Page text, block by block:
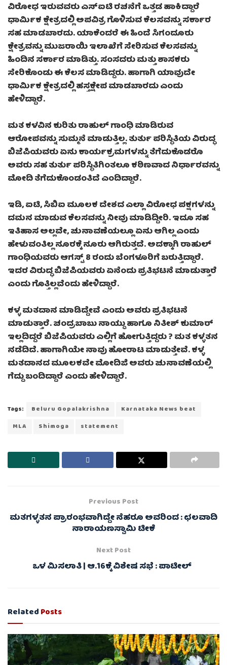
ವಿರೋಧ ಇರುವವರು ಎಸ್ಐಟಿ ರಚನೆಗೆ ಒತ್ತಡ ಹಾಕಿದ್ದಾರೆ
ಧಾರ್ಮಿಕ ಕ್ಷೇತ್ರದಲ್ಲಿ ಅಪವಿತ್ರ ಗೊಳಿಸುವ ಕೆಲಸವನ್ನು ಸರ್ಕಾರ
ಸಹ ಮಾಡಬಾರದು. ಯಾಕೆಂದರೆ ಈ ಹಿಂದೆ ಸಿಗಂದೂರು
ಕ್ಷೇತ್ರವನ್ನು ಮುಜರಾಯಿ ಇಲಾಖೆಗೆ ಸೇರಿಸುವ ಕೆಲಸವನ್ನು
ಹಿಂದಿನ ಸರ್ಕಾರ ಮಾಡಿತ್ತು. ಸಂಸದರು ಮತ್ತು ಶಾಸಕರು
ಸೇರಿಕೊಂಡು ಈ ಕೆಲಸ ಮಾಡಿದ್ದರು. ಹಾಗಾಗಿ ಯಾವುದೇ
ಧಾರ್ಮಿಕ ಕ್ಷೇತ್ರದಲ್ಲಿ ಹಸ್ತಕ್ಷೇಪ ಮಾಡಬಾರದು ಎಂದು
ಹೇಳಿದ್ದಾರೆ.
ಮತ ಕಳವಿನ ಕುರಿತು ರಾಹುಲ್ ಗಾಂಧಿ ಮಾಡಿರುವ
ಆರೋಪವನ್ನು ಸುಮ್ಮನೆ ಮಾಡುತ್ತಿಲ್ಲ. ತುರ್ತು ಪರಿಸ್ಥಿತಿಯ ವಿರುದ್ಧ
ಬಿಜೆಪಿಯವರು ಏನು ಕಾರ್ಯಕ್ರಮಗಳನ್ನು ತೆಗೆದುಕೊಡರೊ
ಅವರು ಸಹ ತುರ್ತು ಪರಿಸ್ಥಿತಿಗಿಂತಲೂ ಕಠಿಣವಾದ ನಿರ್ಧಾರವನ್ನು
ಮೋದಿ ತೆಗೆದುಕೊಂಡಂತಿದೆ ಎಂದಿದ್ದಾರೆ.
ಇಡಿ, ಐಟಿ, ಸಿಬಿಐ ಮೂಲಕ ದೇಶದ ಎಲ್ಲಾ ವಿರೋಧ ಪಕ್ಷಗಳನ್ನು
ದಮನ ಮಾಡುವ ಕೆಲಸವನ್ನು ನೀವು ಮಾಡಿದ್ದೀರಿ. ಇದೂ ಸಹ
ಇತಿಹಾಸ ಅಲ್ಲವೇ, ಚುನಾವಣೆಯಲ್ಲೂ ಏನು ಆಗಿಲ್ಲ ಎಂದು
ಹೇಳುವಂತಿಲ್ಲ ನೂರಕ್ಕೆ ನೂರು ಆಗಿರುತ್ತದೆ. ಅದಕ್ಕಾಗಿ ರಾಹುಲ್
ಗಾಂಧಿಯವರು ಆಗಸ್ಟ್ 8 ರಂದು ಬೆಂಗಳೂರಿಗೆ ಬರುತ್ತಿದ್ದಾರೆ.
ಇದರ ವಿರುದ್ಧ ಬಿಜೆಪಿಯವರು ಏನೆಂದು ಪ್ರತಿಭಟನೆ ಮಾಡುತ್ತಾರೆ
ಎಂದು ಗೊತ್ತಿಲ್ಲವೆಂದು ಹೇಳಿದ್ದಾರೆ.
ಕಳ್ಳ ಮತದಾನ ಮಾಡಿದ್ದೇವೆ ಎಂದು ಅವರು ಪ್ರತಿಭಟನೆ
ಮಾಡುತ್ತಾರೆ. ಚಂದ್ರಬಾಬು ನಾಯ್ಡು ಹಾಗೂ ನಿತೀಶ್ ಕುಮಾರ್
ಇಲ್ಲದಿದ್ದರೆ ಬಿಜೆಪಿಯವರು ಎಲ್ಲಿಗೆ ಹೋಗುತ್ತಿದ್ದರು ? ಮತ ಕಳ್ಳತನ
ನಡೆದಿದೆ. ಹಾಗಾಗಿಯೇ ನಾವು ಹೋರಾಟ ಮಾಡುತ್ತೇವೆ. ಕಳ್ಳ
ಮತದಾನದ ಮೂಲಕವೇ ಮೋದಿಜಿ ಅವರು ಚುನಾವಣೆಯಲ್ಲಿ
ಗೆದ್ದು ಬಂದಿದ್ದಾರೆ ಎಂದು ಹೇಳಿದ್ದಾರೆ.
Tags: Beluru Gopalakrishna
Karnataka News beat
MLA
Shimoga statement
Previous Post
ಮತಗಳ್ಳತನ ಪ್ರಾರಂಭವಾಗಿದ್ದೇ ನೆಹರೂ ಅವರಿಂದ : ಛಲವಾದಿ
ನಾರಾಯಣಸ್ವಾಮಿ ಟೀಕೆ
Next Post
ಒಳ ಮಿಸಲಾತಿ | ಆ.16ಕ್ಕೆ ವಿಶೇಷ ಸಭೆ : ಪಾಟೀಲ್‌
RelatedPosts